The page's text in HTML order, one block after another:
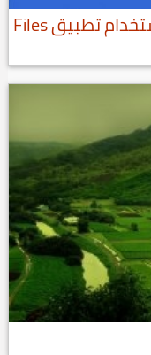
3 طرق جديدة لإدارة الملفات باستخدام تطبيق Files